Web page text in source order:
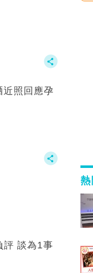
照回應孕
評 談為1事
熱